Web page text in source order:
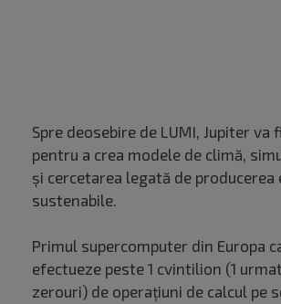
Spre deosebire de LUMI, Jupiter va
pentru a crea modele de climă,
și cercetarea legată de producerea
sustenabile.
Primul supercomputer din Europa
efectueze peste 1 cvintilion (1
zerouri) de operaţiuni de calcul pe